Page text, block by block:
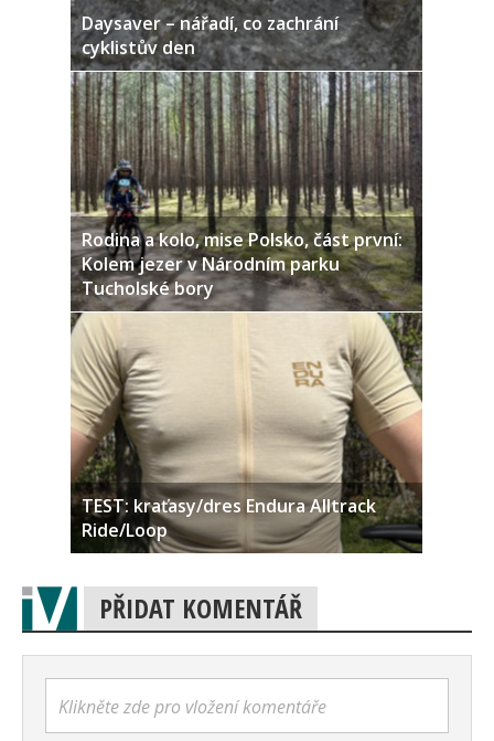
Daysaver – nářadí, co zachrání
cyklistův den
Rodina a kolo, mise Polsko, část první:
Kolem jezer v Národním parku
Tucholské bory
TEST: kraťasy/dres Endura Alltrack
Ride/Loop
PŘIDAT KOMENTÁŘ
Klikněte zde pro vložení komentáře